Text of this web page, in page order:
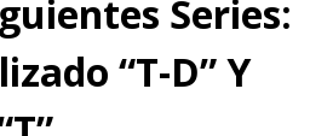
Series:
“T-D” Y